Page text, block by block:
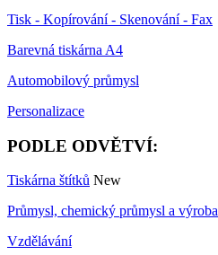
Tisk - Kopírování - Skenování - Fax
Barevná tiskárna A4
Automobilový průmysl
Personalizace
PODLE ODVĚTVÍ:
Tiskárna štítků New
Průmysl, chemický průmysl a výroba
Vzdělávání